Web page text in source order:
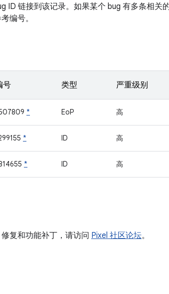
ID 链接到该记录。如果某个 bug 有多条相关
编号。
号 类型 严重级别
* EoP 高
* ID 高
* ID 高
复和功能补丁，请访问 Pixel 社区论坛。